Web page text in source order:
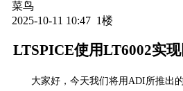
菜鸟
2025-10-11 10:47 1楼
LTSPICE使用LT6002实
大家好，今天我们将用 ADI所推出